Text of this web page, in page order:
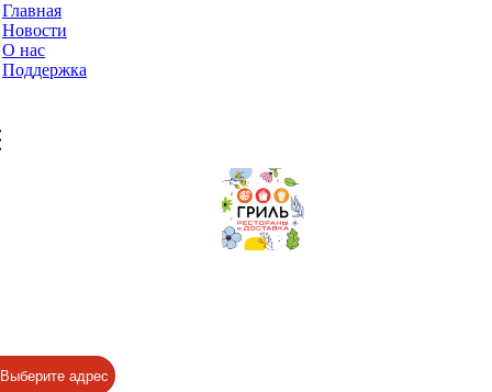
Главная
Новости
О нас
Поддержка
Выберите адрес